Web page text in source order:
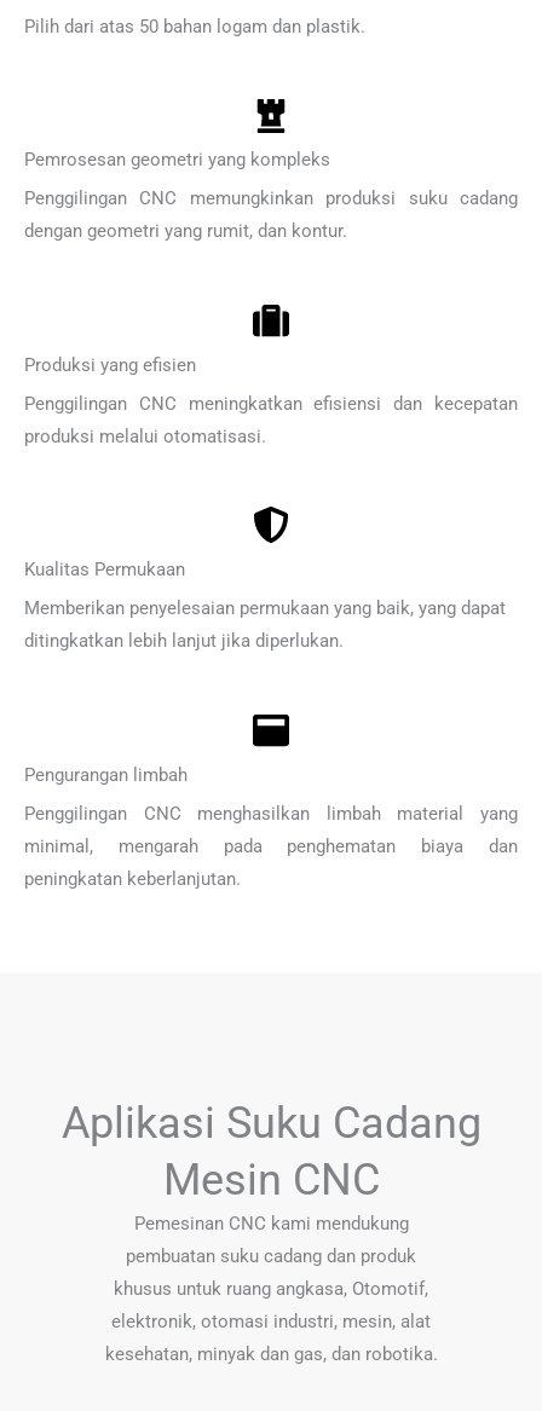
Pilih dari atas 50 bahan logam dan plastik.
Pemrosesan geometri yang kompleks
Penggilingan CNC memungkinkan produksi suku cadang
dengan geometri yang rumit, dan kontur.
Produksi yang efisien
Penggilingan CNC meningkatkan efisiensi dan kecepatan
produksi melalui otomatisasi.
Kualitas Permukaan
Memberikan penyelesaian permukaan yang baik, yang dapat
ditingkatkan lebih lanjut jika diperlukan.
Pengurangan limbah
Penggilingan CNC menghasilkan limbah material yang
minimal, mengarah pada penghematan biaya dan
peningkatan keberlanjutan.
Aplikasi Suku Cadang
Mesin CNC
Pemesinan CNC kami mendukung
pembuatan suku cadang dan produk
khusus untuk ruang angkasa, Otomotif,
elektronik, otomasi industri, mesin, alat
kesehatan, minyak dan gas, dan robotika.